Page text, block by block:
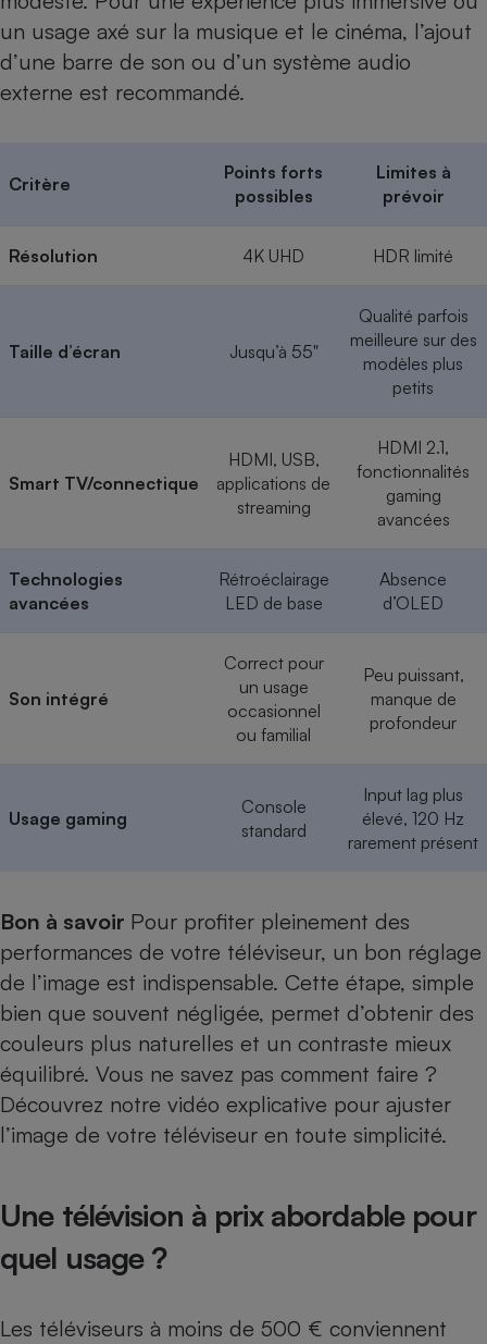
un usage axé sur la musique et le cinéma, l’ajout
d’une barre de son ou d’un système audio
externe est recommandé.
Critère
Points forts
possibles
Limites à
prévoir
Résolution 4K UHD HDR limité
Taille d’écran Jusqu’à 55"
Qualité parfois
meilleure sur des
modèles plus
petits
Smart TV/connectique
HDMI, USB,
applications de
streaming
HDMI 2.1,
fonctionnalités
gaming
avancées
Technologies
avancées
Rétroéclairage
LED de base
Absence
d’OLED
Son intégré
Correct pour
un usage
occasionnel
ou familial
Peu puissant,
manque de
profondeur
Usage gaming
Console
standard
Input lag plus
élevé, 120 Hz
rarement présent
Bon à savoir Pour profiter pleinement des
performances de votre téléviseur, un bon réglage
de l’image est indispensable. Cette étape, simple
bien que souvent négligée, permet d’obtenir des
couleurs plus naturelles et un contraste mieux
équilibré. Vous ne savez pas comment faire ?
Découvrez notre vidéo explicative pour ajuster
l’image de votre téléviseur en toute simplicité.
Une télévision à prix abordable pour
quel usage ?
Les téléviseurs à moins de 500 € conviennent